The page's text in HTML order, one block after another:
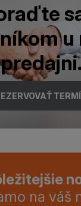
u
na váš